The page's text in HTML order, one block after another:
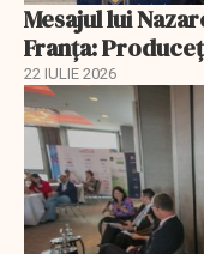
Mesajul lui
Franța:
22 IULIE 2026